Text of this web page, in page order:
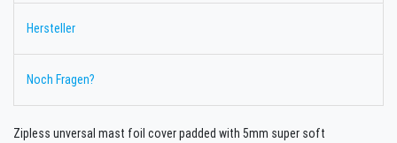
Hersteller
Noch Fragen?
Zipless unversal mast foil cover padded with 5mm super soft